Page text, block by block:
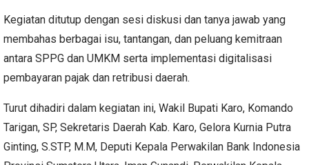
Kegiatan ditutup dengan sesi diskusi dan tanya jawab yang
membahas berbagai isu, tantangan, dan peluang kemitraan
antara SPPG dan UMKM serta implementasi digitalisasi
pembayaran pajak dan retribusi daerah.
Turut dihadiri dalam kegiatan ini, Wakil Bupati Karo, Komando
Tarigan, SP, Sekretaris Daerah Kab. Karo, Gelora Kurnia Putra
Ginting, S.STP, M.M, Deputi Kepala Perwakilan Bank Indonesia